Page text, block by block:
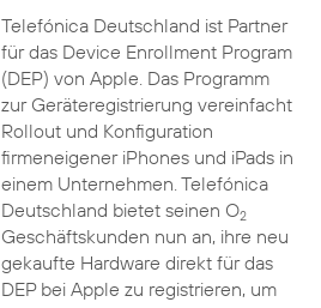
Telefónica Deutschland ist Partner
für das Device Enrollment Program
(DEP) von Apple. Das Programm
zur Geräteregistrierung vereinfacht
Rollout und Konfiguration
firmeneigener iPhones und iPads in
einem Unternehmen. Telefónica
Deutschland bietet seinen O2
Geschäftskunden nun an, ihre neu
gekaufte Hardware direkt für das
DEP bei Apple zu registrieren, um